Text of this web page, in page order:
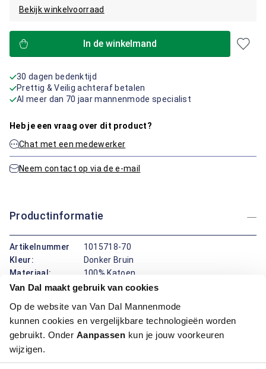
Van Dal maakt gebruik van cookies
Op de website van Van Dal Mannenmode
kunnen cookies en vergelijkbare technologieën worden
gebruikt. Onder Aanpassen kun je jouw voorkeuren
wijzigen.
Bekijk winkelvoorraad
In de winkelmand
30 dagen bedenktijd
Prettig & Veilig achteraf betalen
Al meer dan 70 jaar mannenmode specialist
Heb je een vraag over dit product?
Chat met een medewerker
Neem contact op via de e-mail
Productinformatie
Artikelnummer
1015718-70
Kleur:
Donker Bruin
Materiaal:
100% Katoen
Pasvorm:
Regular Fit
Deze broek van Bartlett combineert draagcomfort met een
nette uitstraling. Dankzij de regular fit pasvorm biedt de
broek voldoende bewegingsvrijheid zonder in te leveren op
vorm. De elastische koorden in de taille zorgen voor een